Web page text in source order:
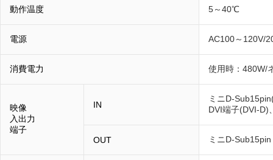
動作温度 5～40℃
電源 AC100～
消費電力 使用時：480W/
映像
入出力
端子
IN
ミニD-
DVI端子(DVI-D)
OUT ミニD-